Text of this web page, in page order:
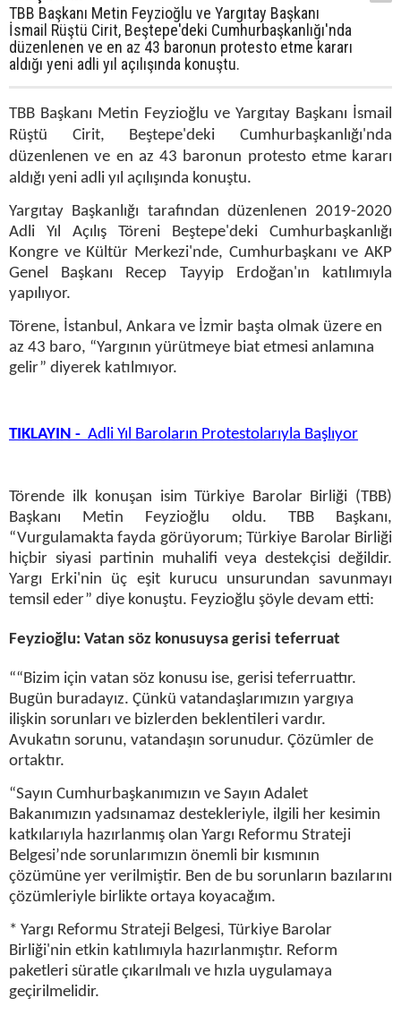
TBB Başkanı Metin Feyzioğlu ve Yargıtay Başkanı
İsmail Rüştü Cirit, Beştepe'deki Cumhurbaşkanlığı'nda
düzenlenen ve en az 43 baronun protesto etme kararı
aldığı yeni adli yıl açılışında konuştu.
TBB Başkanı Metin Feyzioğlu ve Yargıtay Başkanı İsmail
Rüştü Cirit, Beştepe'deki Cumhurbaşkanlığı'nda
düzenlenen ve en az 43 baronun protesto etme kararı
aldığı yeni adli yıl açılışında konuştu.
Yargıtay Başkanlığı tarafından düzenlenen 2019-2020
Adli Yıl Açılış Töreni Beştepe'deki Cumhurbaşkanlığı
Kongre ve Kültür Merkezi'nde, Cumhurbaşkanı ve AKP
Genel Başkanı Recep Tayyip Erdoğan'ın katılımıyla
yapılıyor.
Törene, İstanbul, Ankara ve İzmir başta olmak üzere en
az 43 baro, “Yargının yürütmeye biat etmesi anlamına
gelir” diyerek katılmıyor.
TIKLAYIN - Adli Yıl Baroların Protestolarıyla Başlıyor
Törende ilk konuşan isim Türkiye Barolar Birliği (TBB)
Başkanı Metin Feyzioğlu oldu. TBB Başkanı,
“Vurgulamakta fayda görüyorum; Türkiye Barolar Birliği
hiçbir siyasi partinin muhalifi veya destekçisi değildir.
Yargı Erki'nin üç eşit kurucu unsurundan savunmayı
temsil eder” diye konuştu. Feyzioğlu şöyle devam etti:
Feyzioğlu: Vatan söz konusuysa gerisi teferruat
““Bizim için vatan söz konusu ise, gerisi teferruattır.
Bugün buradayız. Çünkü vatandaşlarımızın yargıya
ilişkin sorunları ve bizlerden beklentileri vardır.
Avukatın sorunu, vatandaşın sorunudur. Çözümler de
ortaktır.
“Sayın Cumhurbaşkanımızın ve Sayın Adalet
Bakanımızın yadsınamaz destekleriyle, ilgili her kesimin
katkılarıyla hazırlanmış olan Yargı Reformu Strateji
Belgesi’nde sorunlarımızın önemli bir kısmının
çözümüne yer verilmiştir. Ben de bu sorunların bazılarını
çözümleriyle birlikte ortaya koyacağım.
* Yargı Reformu Strateji Belgesi, Türkiye Barolar
Birliği'nin etkin katılımıyla hazırlanmıştır. Reform
paketleri süratle çıkarılmalı ve hızla uygulamaya
geçirilmelidir.